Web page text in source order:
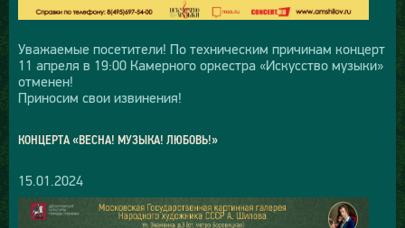
Уважаемые посетители! По техническим причинам концерт
11 апреля в 19:00 Камерного оркестра «Искусство музыки»
отменен!
Приносим свои извинения!
КОНЦЕРТА «ВЕСНА! МУЗЫКА! ЛЮБОВЬ!»
15.01.2024